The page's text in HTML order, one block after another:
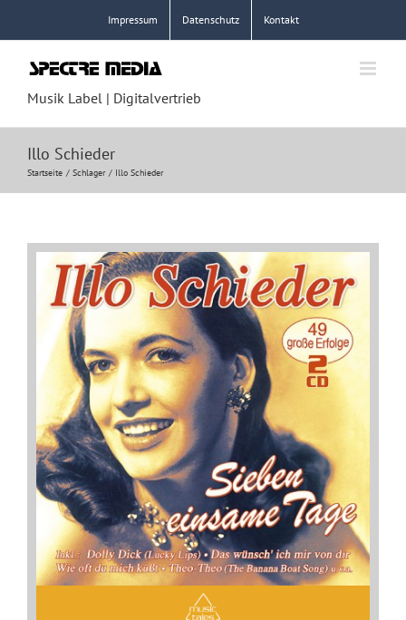
springen
Impressum Datenschutz Kontakt
Musik Label | Digitalvertrieb
Illo Schieder
Startseite Schlager Illo Schieder